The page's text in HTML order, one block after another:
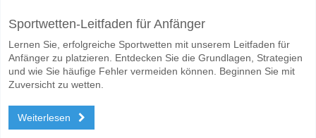
Das Spiel zwischen Trans Narva v Paide 20 May 2026 17:00.
Wer ist das Lieblingsteam, zwischen dem zu
Paide für den Gewinner den Spiel, mit einer Wahrscheinlichkeit von
Ja für Beide Teams Erzielen, mit einem Prozentsatz von 59%.
Sportwetten-Leitfaden für Anfänger
Lernen Sie, erfolgreiche Sportwetten mit unserem Leitfaden für
Anfänger zu platzieren. Entdecken Sie die Grundlagen, Strategien
und wie Sie häufige Fehler vermeiden können. Beginnen Sie mit
Zuversicht zu wetten.
Weiterlesen